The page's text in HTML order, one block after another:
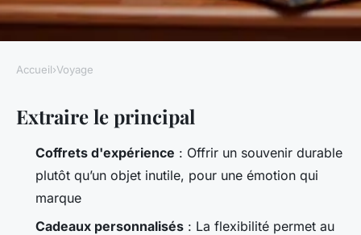
VOYAGE
Offrir un coffret cadeau : le
guide pour ne jamais se
tromper
05/06/2026 19:38
Accueil›Voyage
Extraire le principal
Coffrets d'expérience : Offrir un souvenir durable
plutôt qu’un objet inutile, pour une émotion qui
marque
Cadeaux personnalisés : La flexibilité permet au